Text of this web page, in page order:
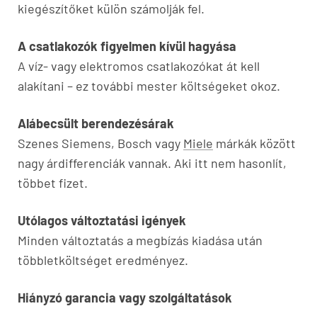
kiegészítőket külön számolják fel.
A csatlakozók figyelmen kívül hagyása
A víz- vagy elektromos csatlakozókat át kell
alakítani – ez további mester költségeket okoz.
Alábecsült berendezésárak
Szenes Siemens, Bosch vagy Miele márkák között
nagy árdifferenciák vannak. Aki itt nem hasonlít,
többet fizet.
Utólagos változtatási igények
Minden változtatás a megbízás kiadása után
többletköltséget eredményez.
Hiányzó garancia vagy szolgáltatások